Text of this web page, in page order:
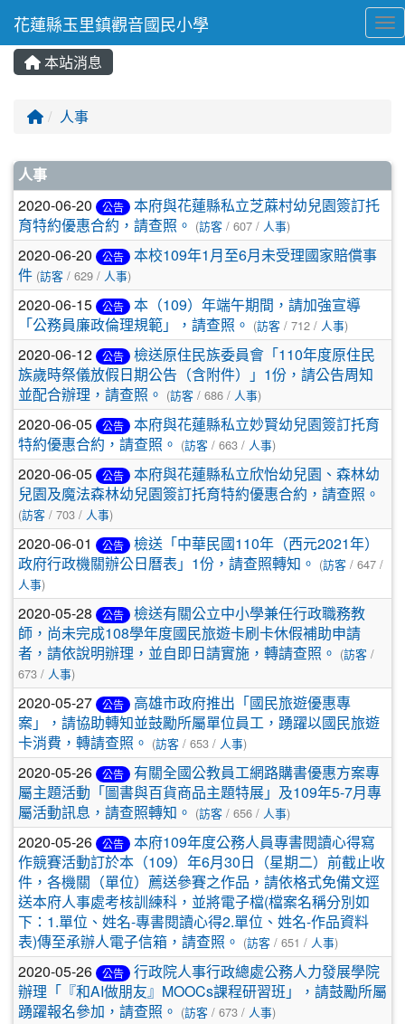
花蓮縣玉里鎮觀音國民小學
本站消息
回首頁
人事
文章列表
人事
2020-06-20 公告
本府與花蓮縣私立芝蔴村幼兒園簽訂托
育特約優惠合約，請查照。 (訪客 / 607 / 人事)
2020-06-20 公告
本校109年1月至6月未受理國家賠償事
件 (訪客 / 629 / 人事)
2020-06-15 公告
本（109）年端午期間，請加強宣導
「公務員廉政倫理規範」，請查照。 (訪客 / 712 / 人事)
2020-06-12 公告
檢送原住民族委員會「110年度原住民
族歲時祭儀放假日期公告（含附件）」1份，請公告周知
並配合辦理，請查照。 (訪客 / 686 / 人事)
2020-06-05 公告
本府與花蓮縣私立妙賢幼兒園簽訂托育
特約優惠合約，請查照。 (訪客 / 663 / 人事)
2020-06-05 公告
本府與花蓮縣私立欣怡幼兒園、森林幼
兒園及魔法森林幼兒園簽訂托育特約優惠合約，請查照。
(訪客 / 703 / 人事)
2020-06-01 公告
檢送「中華民國110年（西元2021年）
政府行政機關辦公日曆表」1份，請查照轉知。 (訪客 / 647 /
人事)
2020-05-28 公告
檢送有關公立中小學兼任行政職務教
師，尚未完成108學年度國民旅遊卡刷卡休假補助申請
者，請依說明辦理，並自即日請實施，轉請查照。 (訪客 /
673 / 人事)
2020-05-27 公告
高雄市政府推出「國民旅遊優惠專
案」，請協助轉知並鼓勵所屬單位員工，踴躍以國民旅遊
卡消費，轉請查照。 (訪客 / 653 / 人事)
2020-05-26 公告
有關全國公教員工網路購書優惠方案專
屬主題活動「圖書與百貨商品主題特展」及109年5-7月專
屬活動訊息，請查照轉知。 (訪客 / 656 / 人事)
2020-05-26 公告
本府109年度公務人員專書閱讀心得寫
作競賽活動訂於本（109）年6月30日（星期二）前截止收
件，各機關（單位）薦送參賽之作品，請依格式免備文逕
送本府人事處考核訓練科，並將電子檔(檔案名稱分別如
下：1.單位、姓名-專書閱讀心得2.單位、姓名-作品資料
表)傳至承辦人電子信箱，請查照。 (訪客 / 651 / 人事)
2020-05-26 公告
行政院人事行政總處公務人力發展學院
辦理「『和AI做朋友』MOOCs課程研習班」，請鼓勵所屬
踴躍報名參加，請查照。 (訪客 / 673 / 人事)